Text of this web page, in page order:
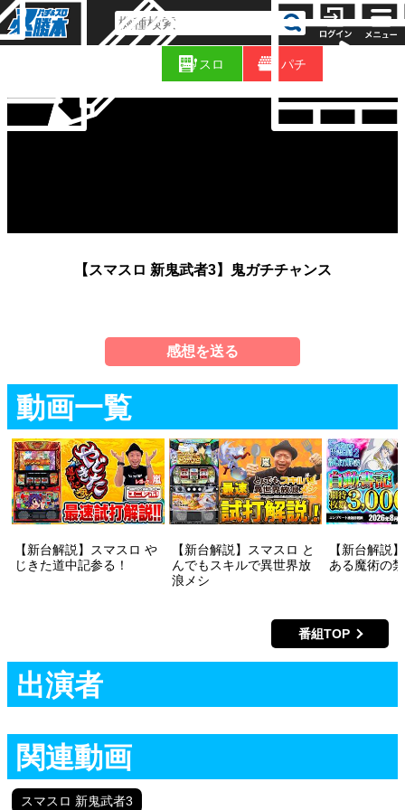
コ
ラ
ム
スロ パチ
【スマスロ 新鬼武者3】鬼ガチチャンス
感想を送る
動画一覧
【新台解説】スマスロ や
じきた道中記参る！
【新台解説】スマスロ と
んでもスキルで異世界放
浪メシ
【新台解説
ある魔術の
番組TOP
出演者
関連動画
スマスロ 新鬼武者3